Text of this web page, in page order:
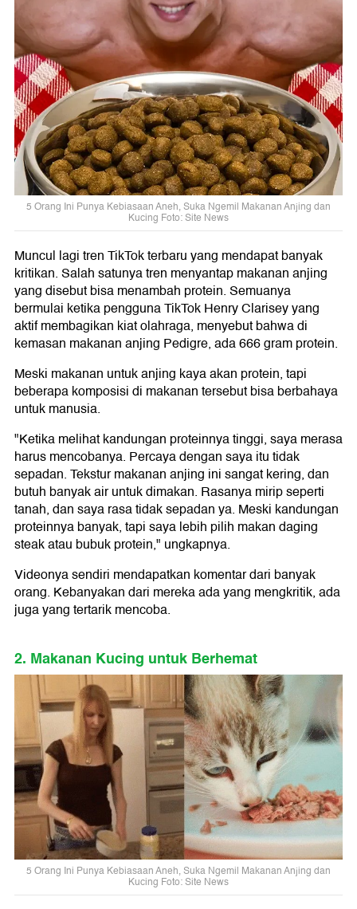
5 Orang Ini Punya Kebiasaan Aneh, Suka Ngemil Makanan Anjing dan
Kucing Foto: Site News
Muncul lagi tren TikTok terbaru yang mendapat banyak
kritikan. Salah satunya tren menyantap makanan anjing
yang disebut bisa menambah protein. Semuanya
bermulai ketika pengguna TikTok Henry Clarisey yang
aktif membagikan kiat olahraga, menyebut bahwa di
kemasan makanan anjing Pedigre, ada 666 gram protein.
Meski makanan untuk anjing kaya akan protein, tapi
beberapa komposisi di makanan tersebut bisa berbahaya
untuk manusia.
"Ketika melihat kandungan proteinnya tinggi, saya merasa
harus mencobanya. Percaya dengan saya itu tidak
sepadan. Tekstur makanan anjing ini sangat kering, dan
butuh banyak air untuk dimakan. Rasanya mirip seperti
tanah, dan saya rasa tidak sepadan ya. Meski kandungan
proteinnya banyak, tapi saya lebih pilih makan daging
steak atau bubuk protein," ungkapnya.
Videonya sendiri mendapatkan komentar dari banyak
orang. Kebanyakan dari mereka ada yang mengkritik, ada
juga yang tertarik mencoba.
2. Makanan Kucing untuk Berhemat
5 Orang Ini Punya Kebiasaan Aneh, Suka Ngemil Makanan Anjing dan
Kucing Foto: Site News